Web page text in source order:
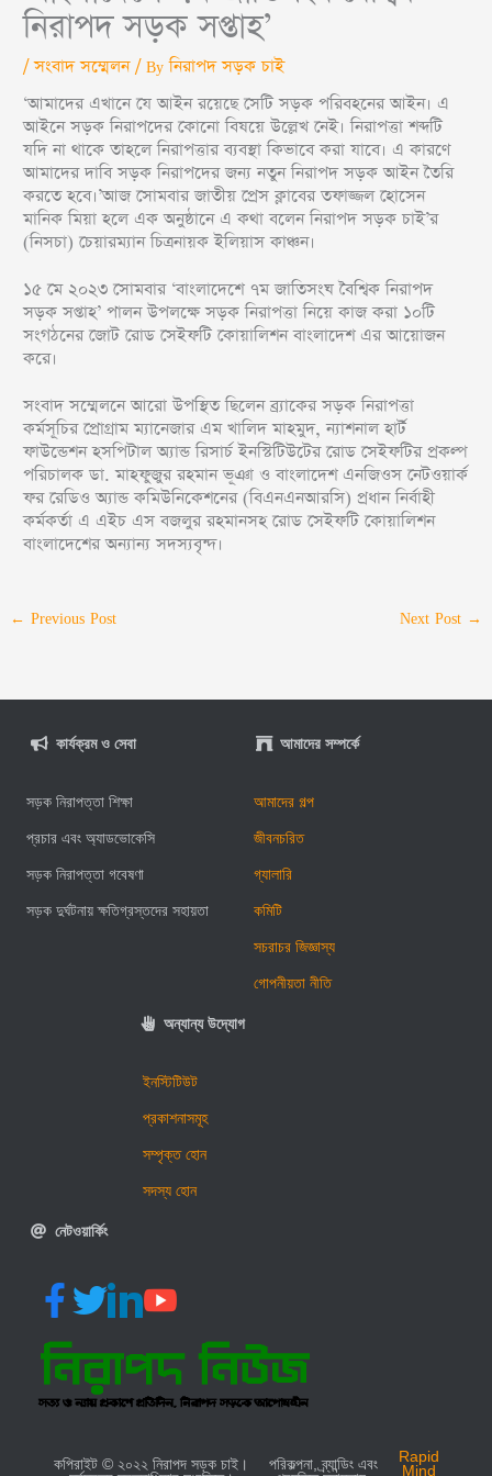
নিরাপদ সড়ক সপ্তাহ’
/সংবাদ সম্মেলন/ Byনিরাপদ সড়ক চাই
‘আমাদের এখানে যে আইন রয়েছে সেটি সড়ক পরিবহনের আইন। এ
আইনে সড়ক নিরাপদের কোনো বিষয়ে উল্লেখ নেই। নিরাপত্তা শব্দটি
যদি না থাকে তাহলে নিরাপত্তার ব্যবস্থা কিভাবে করা যাবে। এ কারণে
আমাদের দাবি সড়ক নিরাপদের জন্য নতুন নিরাপদ সড়ক আইন তৈরি
করতে হবে।’আজ সোমবার জাতীয় প্রেস ক্লাবের তফাজ্জল হোসেন
মানিক মিয়া হলে এক অনুষ্ঠানে এ কথা বলেন নিরাপদ সড়ক চাই’র
(নিসচা) চেয়ারম্যান চিত্রনায়ক ইলিয়াস কাঞ্চন।
১৫ মে ২০২৩ সোমবার ‘বাংলাদেশে ৭ম জাতিসংঘ বৈশ্বিক নিরাপদ
সড়ক সপ্তাহ’ পালন উপলক্ষে সড়ক নিরাপত্তা নিয়ে কাজ করা ১০টি
সংগঠনের জোট রোড সেইফটি কোয়ালিশন বাংলাদেশ এর আয়োজন
করে।
সংবাদ সম্মেলনে আরো উপস্থিত ছিলেন ব্র্যাকের সড়ক নিরাপত্তা
কর্মসূচির প্রোগ্রাম ম্যানেজার এম খালিদ মাহমুদ, ন্যাশনাল হার্ট
ফাউন্ডেশন হসপিটাল অ্যান্ড রিসার্চ ইনস্টিটিউটের রোড সেইফটির প্রকল্প
পরিচালক ডা. মাহফুজুর রহমান ভূঞা ও বাংলাদেশ এনজিওস নেটওয়ার্ক
ফর রেডিও অ্যান্ড কমিউনিকেশনের (বিএনএনআরসি) প্রধান নির্বাহী
কর্মকর্তা এ এইচ এস বজলুর রহমানসহ রোড সেইফটি কোয়ালিশন
বাংলাদেশের অন্যান্য সদস্যবৃন্দ।
← Previous Post Next Post →
কার্যক্রম ও সেবা
সড়ক নিরাপত্তা শিক্ষা
প্রচার এবং অ্যাডভোকেসি
সড়ক নিরাপত্তা গবেষণা
সড়ক দুর্ঘটনায় ক্ষতিগ্রস্তদের সহায়তা
আমাদের সম্পর্কে
আমাদের গল্প
জীবনচরিত
গ্যালারি
কমিটি
সচরাচর জিজ্ঞাস্য
গোপনীয়তা নীতি
অন্যান্য উদ্যোগ
ইনস্টিটিউট
প্রকাশনাসমূহ
সম্পৃক্ত হোন
সদস্য হোন
নেটওয়ার্কিং
কপিরাইট © ২০২২ নিরাপদ সড়ক চাই।
পরিকল্পনা, ব্র্যান্ডিং এবং
Rapid
Mind